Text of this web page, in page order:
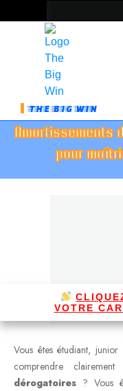
THE BIG WIN
Amortissements
pour
VOTRE
Vous êtes étudiant,
comprendre
dérogatoires ? Vous